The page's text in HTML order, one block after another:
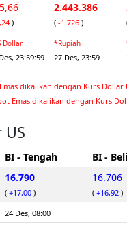
)
2.443.386
( -1.726 )
Dollar
23:59:59
*Rupiah
27 Des, 23:59
dikalikan dengan Kurs Dollar
Emas dikalikan dengan Kurs
US
BI - Tengah BI - Beli
16.790
( +17,00 )
16.706
( +16,92 )
24 Des, 08:00